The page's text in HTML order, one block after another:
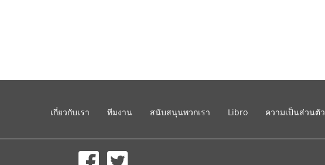
เกี่ยวกับเรา ทีมงาน สนับสนุนพวกเรา Libro ความเป็นส่วนตัว